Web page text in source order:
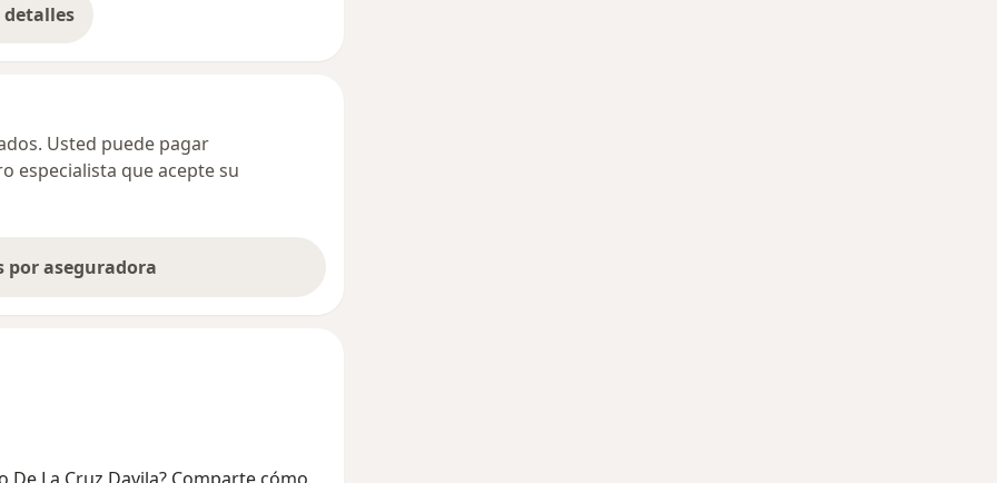
la dirección
Usted puede pagar
especialista que acepte su
por aseguradora